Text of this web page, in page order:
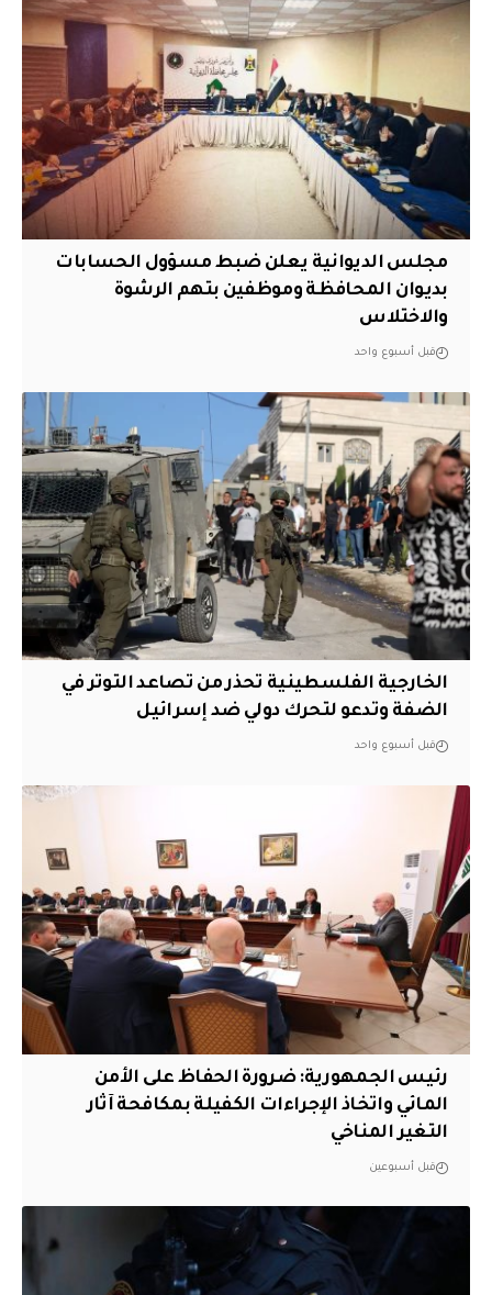
مجلس الديوانية يعلن ضبط مسؤول الحسابات
بديوان المحافظة وموظفين بتهم الرشوة
والاختلاس
قبل أسبوع واحد
الخارجية الفلسطينية تحذر من تصاعد التوتر في
الضفة وتدعو لتحرك دولي ضد إسرائيل
قبل أسبوع واحد
رئيس الجمهورية: ضرورة الحفاظ على الأمن
المائي واتخاذ الإجراءات الكفيلة بمكافحة آثار
التغير المناخي
قبل أسبوعين